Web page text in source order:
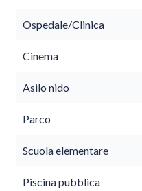
Ospedale/Clinica
Cinema
Asilo nido
Parco
Scuola elementare
Piscina pubblica